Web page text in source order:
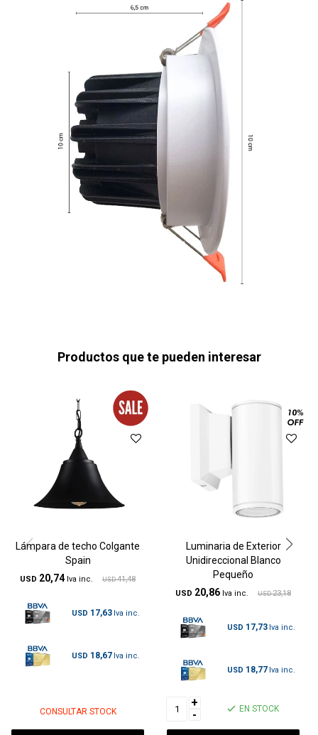
Productos que te pueden interesar
Lámpara de techo Colgante
Spain
USD 20,74 USD 41,48
USD 17,63
USD 18,67
CONSULTAR STOCK
Luminaria de Exterior
Unidireccional Blanco
Pequeño
USD 20,86 USD 23,18
USD 17,73
USD 18,77
+
-
EN STOCK